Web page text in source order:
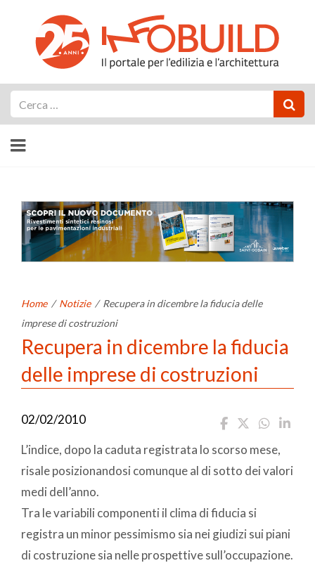
Home / Notizie / Recupera in dicembre la fiducia delle
imprese di costruzioni
Recupera in dicembre la fiducia
delle imprese di costruzioni
02/02/2010
L’indice, dopo la caduta registrata lo scorso mese,
risale posizionandosi comunque al di sotto dei valori
medi dell’anno.
Tra le variabili componenti il clima di fiducia si
registra un minor pessimismo sia nei giudizi sui piani
di costruzione sia nelle prospettive sull’occupazione.